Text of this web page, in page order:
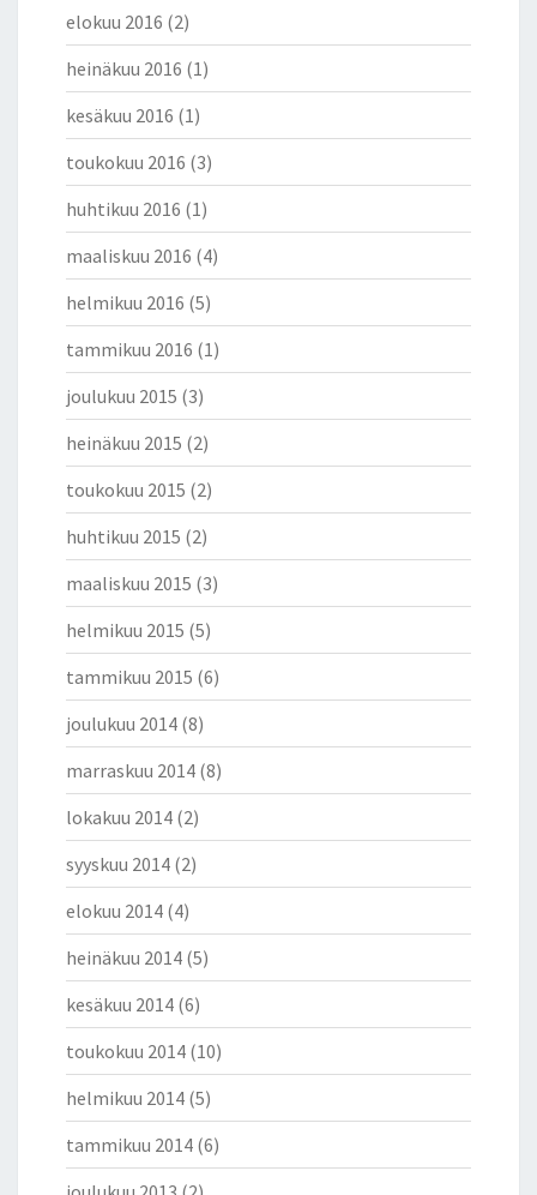
elokuu 2016 (2)
heinäkuu 2016 (1)
kesäkuu 2016 (1)
toukokuu 2016 (3)
huhtikuu 2016 (1)
maaliskuu 2016 (4)
helmikuu 2016 (5)
tammikuu 2016 (1)
joulukuu 2015 (3)
heinäkuu 2015 (2)
toukokuu 2015 (2)
huhtikuu 2015 (2)
maaliskuu 2015 (3)
helmikuu 2015 (5)
tammikuu 2015 (6)
joulukuu 2014 (8)
marraskuu 2014 (8)
lokakuu 2014 (2)
syyskuu 2014 (2)
elokuu 2014 (4)
heinäkuu 2014 (5)
kesäkuu 2014 (6)
toukokuu 2014 (10)
helmikuu 2014 (5)
tammikuu 2014 (6)